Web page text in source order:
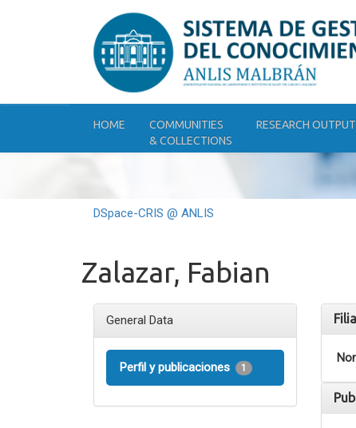
HOME
COMMUNITIES
& COLLECTIONS
RESEARCH
DSpace-CRIS @ ANLIS
Zalazar, Fabian
General Data
Perfil y publicaciones 1